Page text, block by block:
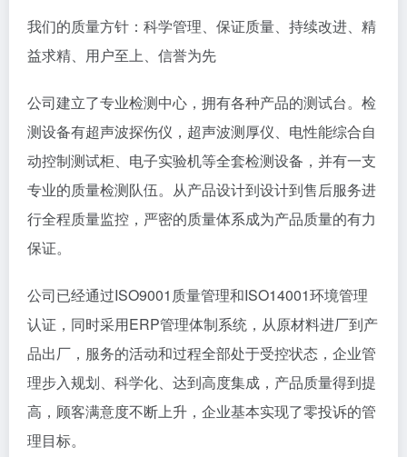
我们的质量方针：科学管理、保证质量、持续改进、精
益求精、用户至上、信誉为先
公司建立了专业检测中心，拥有各种产品的测试台。检
测设备有超声波探伤仪，超声波测厚仪、电性能综合自
动控制测试柜、电子实验机等全套检测设备，并有一支
专业的质量检测队伍。从产品设计到设计到售后服务进
行全程质量监控，严密的质量体系成为产品质量的有力
保证。
公司已经通过ISO9001质量管理和ISO14001环境管理
认证，同时采用ERP管理体制系统，从原材料进厂到产
品出厂，服务的活动和过程全部处于受控状态，企业管
理步入规划、科学化、达到高度集成，产品质量得到提
高，顾客满意度不断上升，企业基本实现了零投诉的管
理目标。